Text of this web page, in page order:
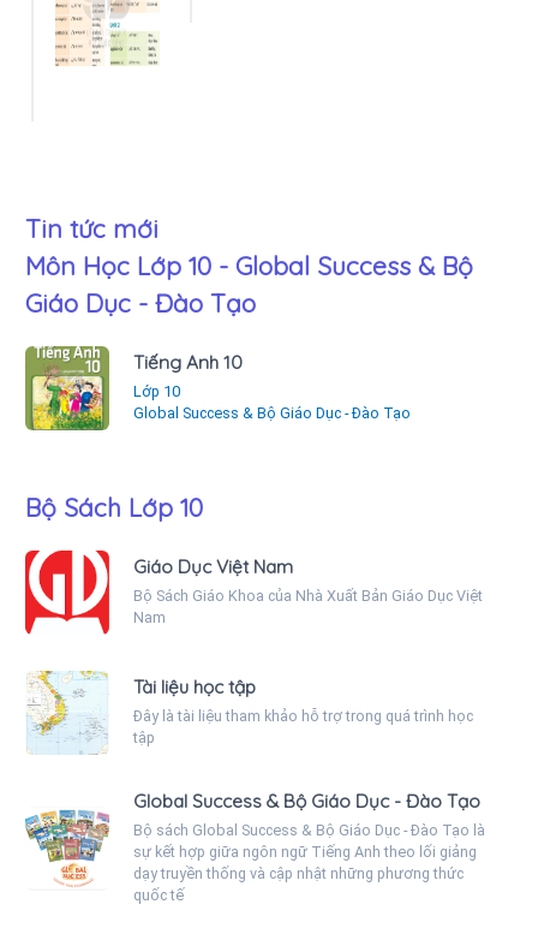
Tin tức mới
Môn Học Lớp 10 - Global Success & Bộ
Giáo Dục - Đào Tạo
Tiếng Anh 10
Lớp 10
Global Success & Bộ Giáo Dục - Đào Tạo
Bộ Sách Lớp 10
Giáo Dục Việt Nam
Bộ Sách Giáo Khoa của Nhà Xuất Bản Giáo Dục Việt
Nam
Tài liệu học tập
Đây là tài liệu tham khảo hỗ trợ trong quá trình học
tập
Global Success & Bộ Giáo Dục - Đào Tạo
Bộ sách Global Success & Bộ Giáo Dục - Đào Tạo là
sự kết hợp giữa ngôn ngữ Tiếng Anh theo lối giảng
dạy truyền thống và cập nhật những phương thức
quốc tế